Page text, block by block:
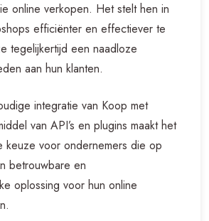
online verkopen. Het stelt hen in
efficiënter en effectiever te
tegelijkertijd een naadloze
aan hun klanten.
integratie van Koop met
van API’s en plugins maakt het
keuze voor ondernemers die op
betrouwbare en
oplossing voor hun online